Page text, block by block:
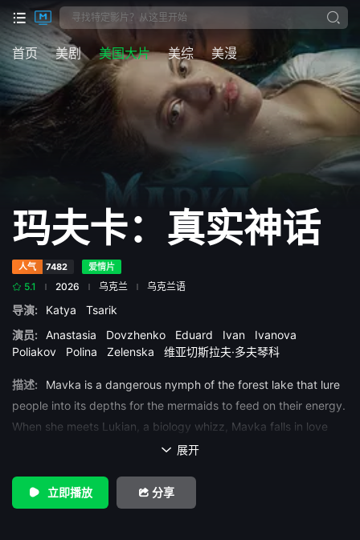
首页 美剧 美国大片 美综 美漫
玛夫卡：真实神话
人气 7482 爱情片
5.1 2026 乌克兰 乌克兰语
导演: Katya Tsarik
演员:
Anastasia Dovzhenko Eduard Ivan
Ivanova
Poliakov
Polina Zelenska 维亚切斯拉夫·多夫琴科
描述:
Mavka is a dangerous nymph of the forest lake that lure
people into its depths for the mermaids to feed on their energy.
When she meets Lukian, a biology whizz, Mavka falls in love
 展开
立即播放 分享